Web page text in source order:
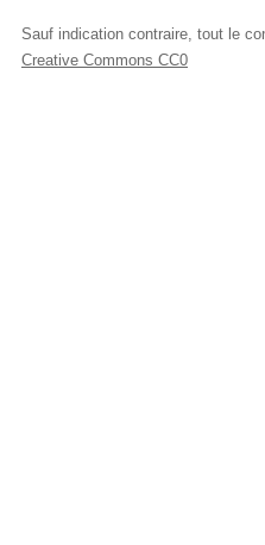
Sauf indication contraire, tout le
Creative Commons CC0